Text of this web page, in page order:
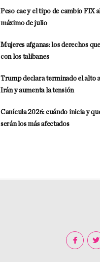
Peso cae y el tipo de cambio FIX
máximo de julio
Mujeres afganas: los derechos
con los talibanes
Trump declara terminado el alto
Irán y aumenta la tensión
Canícula 2026: cuándo inicia y
serán los más afectados